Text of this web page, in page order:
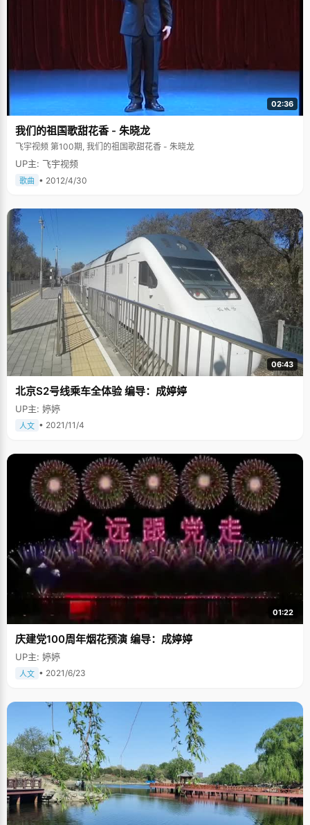
02:36
我们的祖国歌甜花香 - 朱晓龙
飞宇视频 第100期, 我们的祖国歌甜花香 - 朱晓龙
UP主: 飞宇视频
歌曲 • 2012/4/30
06:43
北京S2号线乘车全体验 编导：成婷婷
UP主: 婷婷
人文 • 2021/11/4
01:22
庆建党100周年烟花预演 编导：成婷婷
UP主: 婷婷
人文 • 2021/6/23